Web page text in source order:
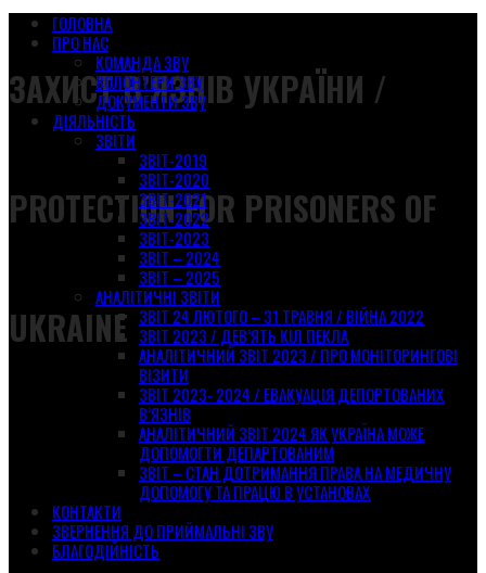
ЗАХИСТ В’ЯЗНІВ УКРАЇНИ /
PROTECTION FOR PRISONERS OF
UKRAINE
ГОЛОВНА
ПРО НАС
КОМАНДА ЗВУ
ВОЛОНТЕРИ ЗВУ
ДОКУМЕНТИ ЗВУ
ДІЯЛЬНІСТЬ
ЗВІТИ
ЗВІТ-2019
ЗВІТ-2020
ЗВІТ-2021
ЗВІТ-2022
ЗВІТ-2023
ЗВІТ – 2024
ЗВІТ – 2025
АНАЛІТИЧНІ ЗВІТИ
ЗВІТ 24 ЛЮТОГО – 31 ТРАВНЯ / ВІЙНА 2022
ЗВІТ 2023 / ДЕВ’ЯТЬ КІЛ ПЕКЛА
АНАЛІТИЧНИЙ ЗВІТ 2023 / ПРО МОНІТОРИНГОВІ
ВІЗИТИ
ЗВІТ 2023- 2024 / ЕВАКУАЦІЯ ДЕПОРТОВАНИХ
В’ЯЗНІВ
АНАЛІТИЧНИЙ ЗВІТ 2024 ЯК УКРАЇНА МОЖЕ
ДОПОМОГТИ ДЕПАРТОВАНИМ
ЗВІТ – СТАН ДОТРИМАННЯ ПРАВА НА МЕДИЧНУ
ДОПОМОГУ ТА ПРАЦЮ В УСТАНОВАХ
КОНТАКТИ
ЗВЕРНЕННЯ ДО ПРИЙМАЛЬНІ ЗВУ
БЛАГОДІЙНІСТЬ